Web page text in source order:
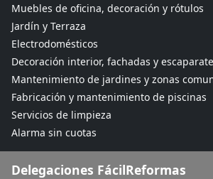
Muebles de oficina, decoración y rótulos
Jardín y Terraza
Electrodomésticos
Decoración interior, fachadas y
Mantenimiento de jardines y zonas
Fabricación y mantenimiento de piscinas
Servicios de limpieza
Alarma sin cuotas
Delegaciones FácilReformas